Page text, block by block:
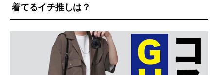
着てるイチ推しは？